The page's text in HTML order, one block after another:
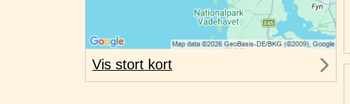
Vis stort kort